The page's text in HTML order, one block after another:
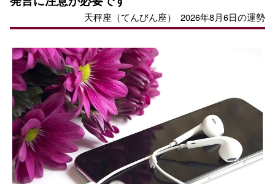
天秤座（てんびん座） 2026年8月6日の運勢